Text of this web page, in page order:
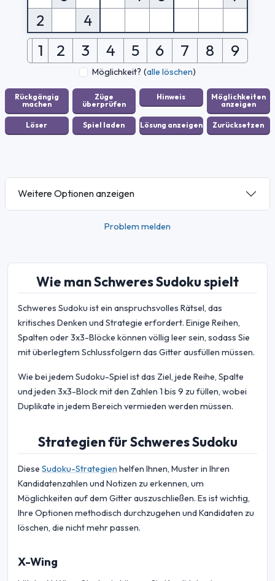
2
4
1 2 3 4 5 6 7 8 9
Möglichkeit? (alle löschen)
Weitere Optionen anzeigen
Problem melden
Wie man Schweres Sudoku spielt
Schweres Sudoku ist ein anspruchsvolles Rätsel, das
kritisches Denken und Strategie erfordert. Einige Reihen,
Spalten oder 3x3-Blöcke können völlig leer sein, sodass Sie
mit überlegtem Schlussfolgern das Gitter ausfüllen müssen.
Wie bei jedem Sudoku-Spiel ist das Ziel, jede Reihe, Spalte
und jeden 3x3-Block mit den Zahlen 1 bis 9 zu füllen, wobei
Duplikate in jedem Bereich vermieden werden müssen.
Strategien für Schweres Sudoku
Diese Sudoku-Strategien helfen Ihnen, Muster in Ihren
Kandidatenzahlen und Notizen zu erkennen, um
Möglichkeiten auf dem Gitter auszuschließen. Es ist wichtig,
Ihre Optionen methodisch durchzugehen und Kandidaten zu
löschen, die nicht mehr passen.
X-Wing